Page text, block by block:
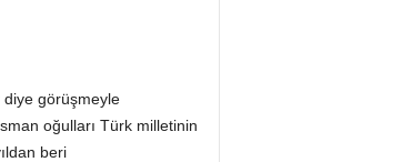
diye görüşmeyle
oğulları Türk milletinin
beri